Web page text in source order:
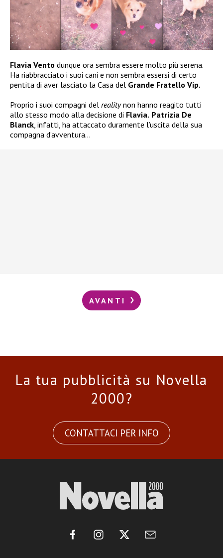
Flavia Vento dunque ora sembra essere molto più serena.
Ha riabbracciato i suoi cani e non sembra essersi di certo
pentita di aver lasciato la Casa del Grande Fratello Vip.
Proprio i suoi compagni del realitynon hanno reagito tutti
allo stesso modo alla decisione di Flavia. Patrizia De
Blanck, infatti, ha attaccato duramente l’uscita della sua
compagna d’avventura…
AVANTI
La tua pubblicità su Novella
2000?
CONTATTACI PER INFO